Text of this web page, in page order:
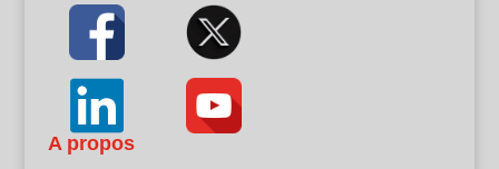
A propos